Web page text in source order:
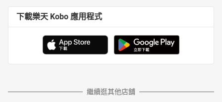
** 【套書專屬‧導讀別冊】**
趙恩潔，〈沒關係，就算妳忘了怎麼正常呼吸──論21世紀人類
的六大煩惱〉
「當我們試著想像憂鬱是一種疼痛、迷信是一種感覺被愛的社
化的社會結構中了解21世紀六大煩惱的社會根源，建構適合每一個
社群與每一個人的療癒文化。」
下載樂天 Kobo 應用程式
繼續逛其他店舖